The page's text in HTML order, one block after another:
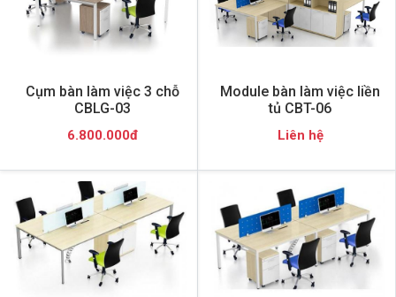
Cụm bàn làm việc 3 chỗ
CBLG-03
6.800.000đ
Module bàn làm việc liền
tủ CBT-06
Liên hệ